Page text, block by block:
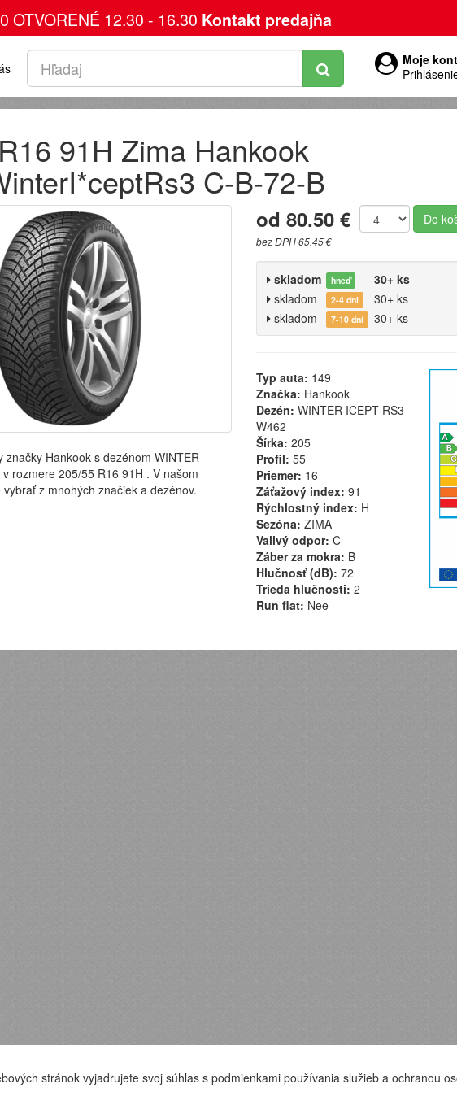
OTVORENÉ 12.30 - 16.30 Kontakt predajňa
Moje
91H Zima Hankook
C-B-72-B
značky Hankook s dezénom WINTER
rozmere 205/55 R16 91H . V našom
z mnohých značiek a dezénov.
od 80.50 €
bez DPH 65.45 €
Do
skladom hneď
30+ ks
skladom
2-4 dni
30+ ks
skladom
7-10 dní 30+ ks
Typ auta: 149
Značka: Hankook
Dezén: WINTER ICEPT RS3
W462
Šírka: 205
Profil: 55
Priemer: 16
Záťažový index: 91
Rýchlostný index: H
Sezóna: ZIMA
Valivý odpor: C
Záber za mokra: B
Hlučnosť (dB): 72
Trieda hlučnosti: 2
Run flat: Nee
stránok vyjadrujete svoj súhlas s podmienkami používania služieb a ochranou